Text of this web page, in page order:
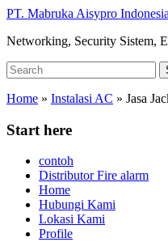
Skip
main
PT. Mabruka Aisypro Indonesia
Networking, Security Sistem,
Search
for:
Home » Instalasi AC » Jasa
Start here
contoh
Distributor Fire alarm
Home
Hubungi Kami
Lokasi Kami
Profile